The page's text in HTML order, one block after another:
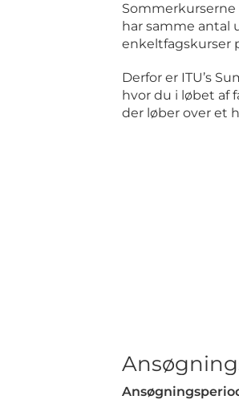
har samme antal
enkeltfagskurser
Derfor er ITU’s
hvor du i løbet af
der løber over et